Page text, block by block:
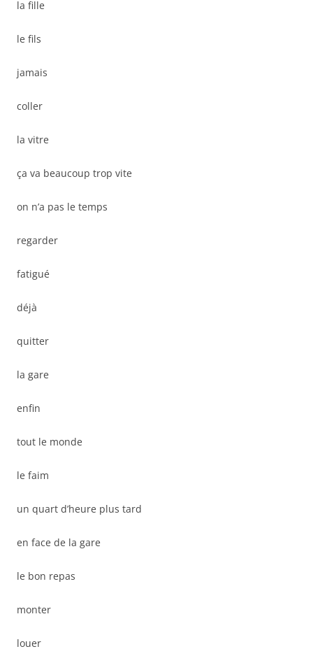
la fille
le fils
jamais
coller
la vitre
ça va beaucoup trop vite
on n’a pas le temps
regarder
fatigué
déjà
quitter
la gare
enfin
tout le monde
le faim
un quart d’heure plus tard
en face de la gare
le bon repas
monter
louer